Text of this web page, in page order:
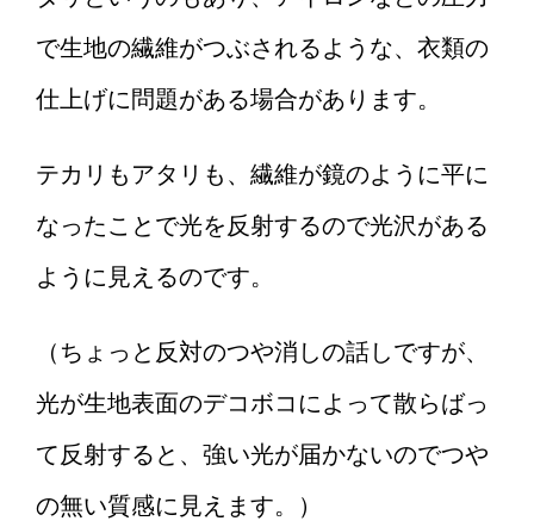
で生地の繊維がつぶされるような、衣類の
仕上げに問題がある場合があります。
テカリもアタリも、繊維が鏡のように平に
なったことで光を反射するので光沢がある
ように見えるのです。
（ちょっと反対のつや消しの話しですが、
光が生地表面のデコボコによって散らばっ
て反射すると、強い光が届かないのでつや
の無い質感に見えます。）